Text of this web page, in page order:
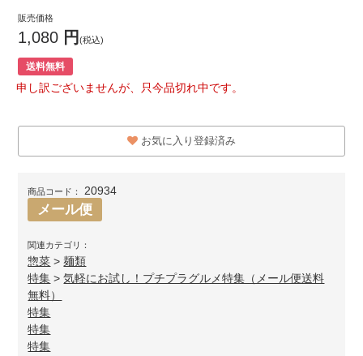
販売価格
1,080 円(税込)
送料無料
申し訳ございませんが、只今品切れ中です。
お気に入り登録済み
商品コード： 20934
メール便
関連カテゴリ：
惣菜 >麺類
特集 >気軽にお試し！プチプラグルメ特集（メール便送料
無料）
特集
特集
特集